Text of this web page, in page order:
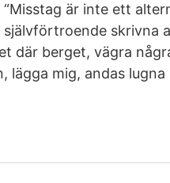
är inte ett
skrivna
där berget, vägra
lägga mig, andas